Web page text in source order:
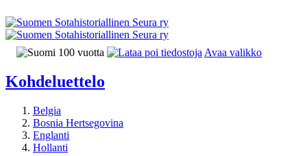
Avaa valikko
Kohdeluettelo
Belgia
Bosnia Hertsegovina
Englanti
Hollanti